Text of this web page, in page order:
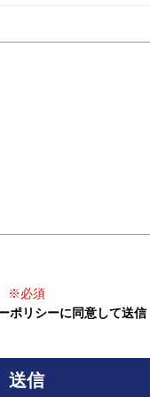
※必須
ポリシーに同意して送信